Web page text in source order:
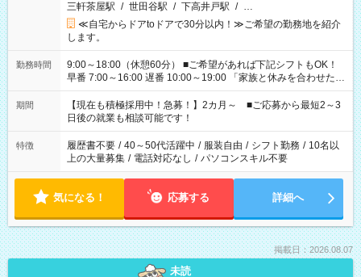
三軒茶屋駅 / 世田谷駅 / 下高井戸駅 / …
≪自宅からドアtoドアで30分以内！≫ご希望の勤務地を紹介
します。
勤務時間
9:00～18:00（休憩60分） ■ご希望があれば下記シフトもOK！
早番 7:00～16:00 遅番 10:00～19:00 「家族と休みを合わせた
い」 「余裕を持って夕飯の準備がしたい」 「できれば残業はし
たくない」 など、ご希望を教えてくださいね。 ※Wワーク希望
の方へ 今ご覧のお仕事で希望する勤務時間と、もう1つのお仕事
の勤務時間。 合計で週40時間を超える場合は応募できません。
期間
【現在も積極採用中！急募！】2カ月～ ■ご応募から最短2～3
日後の就業も相談可能です！
特徴 履歴書不要 / 40～50代活躍中 / 服装自由 / シフト勤務 / 10名以
上の大量募集 / 電話対応なし / パソコンスキル不要
気になる！ 応募する 詳細へ
掲載日：2026.08.07
未読